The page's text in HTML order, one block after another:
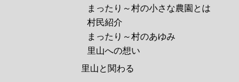
まったり～村の小さな農園とは
村民紹介
まったり～村のあゆみ
里山への想い
里山と関わる